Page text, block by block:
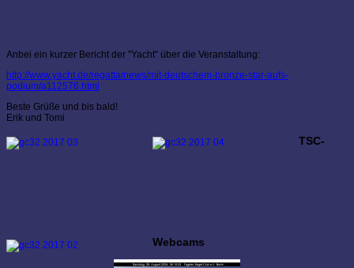
Anbei ein kurzer Bericht der "Yacht" über die Veranstaltung:
http://www.yacht.de/regatta/news/mit-deutschem-bronze-star-aufs-
podium/a112576.html
Beste Grüße und bis bald!
Erik und Tomi
TSC-
Webcams